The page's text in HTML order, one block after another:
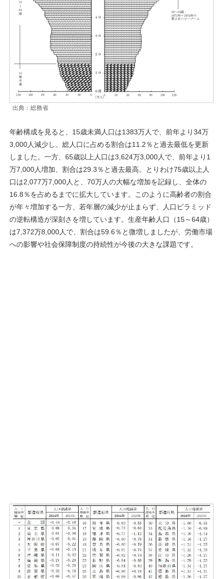
出典：総務省
年齢構成を見ると、15歳未満人口は1383万人で、前年より34万
3,000人減少し、総人口に占める割合は11.2％と過去最低を更新
しました。一方、65歳以上人口は3,624万3,000人で、前年より1
万7,000人増加、割合は29.3％と過去最高。とりわけ75歳以上人
口は2,077万7,000人と、70万人の大幅な増加を記録し、全体の
16.8％を占めるまでに拡大しています。このように高齢者の割合
が年々増加する一方、若年層の減少が止まらず、人口ピラミッド
の逆転構造が深刻さを増しています。生産年齢人口（15～64歳）
は7,372万8,000人で、割合は59.6％と微増しましたが、労働市場
への影響や社会保障制度の持続性が今後の大きな課題です。